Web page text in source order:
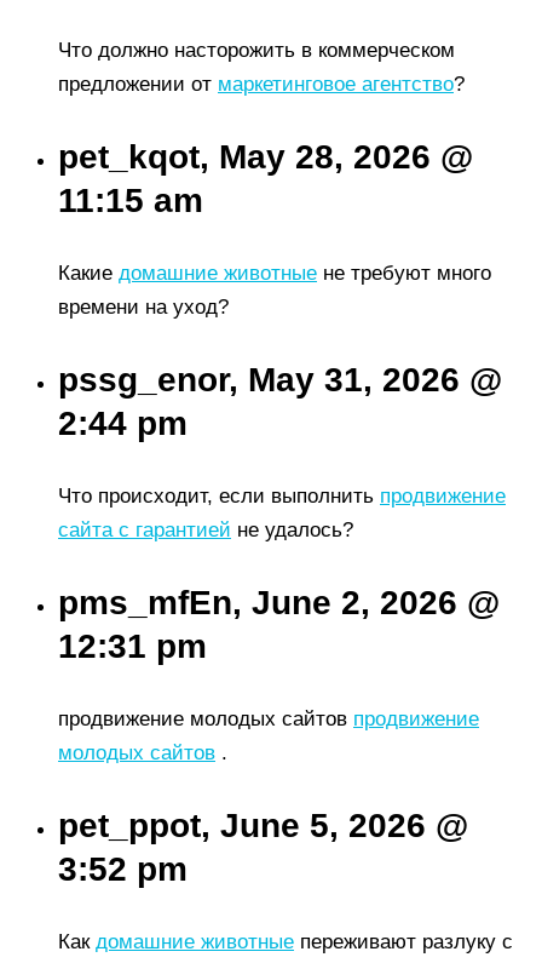
Что должно насторожить в коммерческом
предложении от маркетинговое агентство?
pet_kqot, May 28, 2026 @
11:15 am
Какие домашние животные не требуют много
времени на уход?
pssg_enor, May 31, 2026 @
2:44 pm
Что происходит, если выполнить продвижение
сайта с гарантией не удалось?
pms_mfEn, June 2, 2026 @
12:31 pm
продвижение молодых сайтов продвижение
молодых сайтов .
pet_ppot, June 5, 2026 @
3:52 pm
Как домашние животные переживают разлуку с